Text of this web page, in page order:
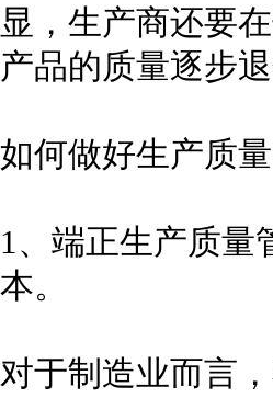
显，生产商还要
产品的质量逐步退
如何做好生产质
1、端正生产质量
本。
对于制造业而言